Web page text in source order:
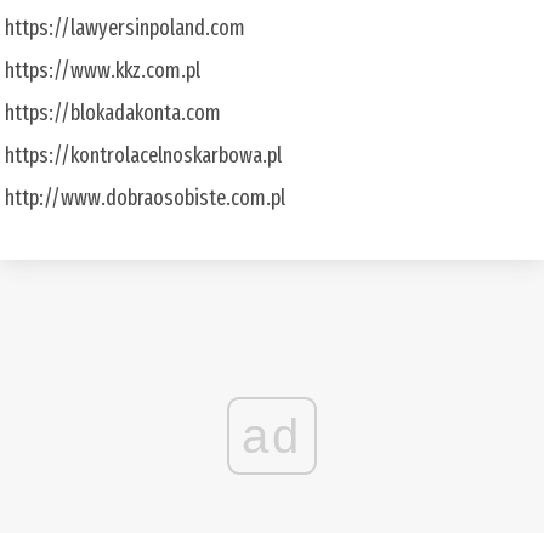
https://lawyersinpoland.com
https://www.kkz.com.pl
https://blokadakonta.com
https://kontrolacelnoskarbowa.pl
http://www.dobraosobiste.com.pl
ad